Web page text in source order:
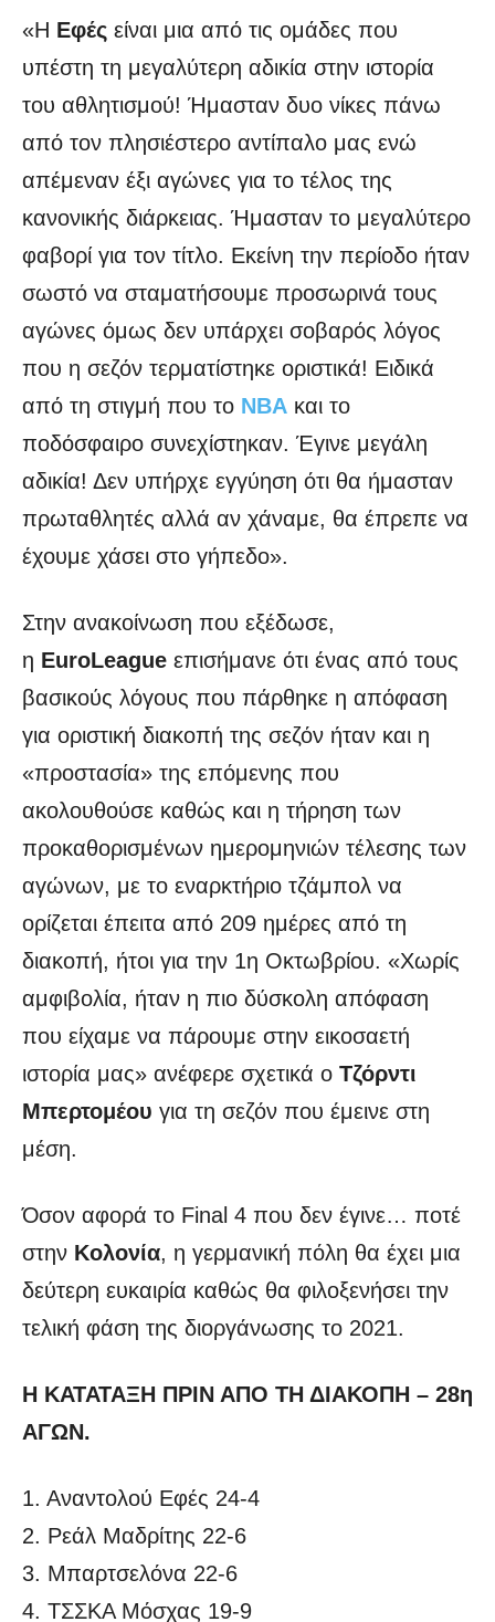
«Η Εφές είναι μια από τις ομάδες που
υπέστη τη μεγαλύτερη αδικία στην ιστορία
του αθλητισμού! Ήμασταν δυο νίκες πάνω
από τον πλησιέστερο αντίπαλο μας ενώ
απέμεναν έξι αγώνες για το τέλος της
κανονικής διάρκειας. Ήμασταν το μεγαλύτερο
φαβορί για τον τίτλο. Εκείνη την περίοδο ήταν
σωστό να σταματήσουμε προσωρινά τους
αγώνες όμως δεν υπάρχει σοβαρός λόγος
που η σεζόν τερματίστηκε οριστικά! Ειδικά
από τη στιγμή που το ΝΒΑ και το
ποδόσφαιρο συνεχίστηκαν. Έγινε μεγάλη
αδικία! Δεν υπήρχε εγγύηση ότι θα ήμασταν
πρωταθλητές αλλά αν χάναμε, θα έπρεπε να
έχουμε χάσει στο γήπεδο».
Στην ανακοίνωση που εξέδωσε,
η EuroLeague επισήμανε ότι ένας από τους
βασικούς λόγους που πάρθηκε η απόφαση
για οριστική διακοπή της σεζόν ήταν και η
«προστασία» της επόμενης που
ακολουθούσε καθώς και η τήρηση των
προκαθορισμένων ημερομηνιών τέλεσης των
αγώνων, με το εναρκτήριο τζάμπολ να
ορίζεται έπειτα από 209 ημέρες από τη
διακοπή, ήτοι για την 1η Οκτωβρίου. «Χωρίς
αμφιβολία, ήταν η πιο δύσκολη απόφαση
που είχαμε να πάρουμε στην εικοσαετή
ιστορία μας» ανέφερε σχετικά ο Τζόρντι
Μπερτομέου για τη σεζόν που έμεινε στη
μέση.
Όσον αφορά το Final 4 που δεν έγινε… ποτέ
στην Κολονία, η γερμανική πόλη θα έχει μια
δεύτερη ευκαιρία καθώς θα φιλοξενήσει την
τελική φάση της διοργάνωσης το 2021.
Η ΚΑΤΑΤΑΞΗ ΠΡΙΝ ΑΠΟ ΤΗ ΔΙΑΚΟΠΗ – 28η
ΑΓΩΝ.
1. Αναντολού Εφές 24-4
2. Ρεάλ Μαδρίτης 22-6
3. Μπαρτσελόνα 22-6
4. ΤΣΣΚΑ Μόσχας 19-9